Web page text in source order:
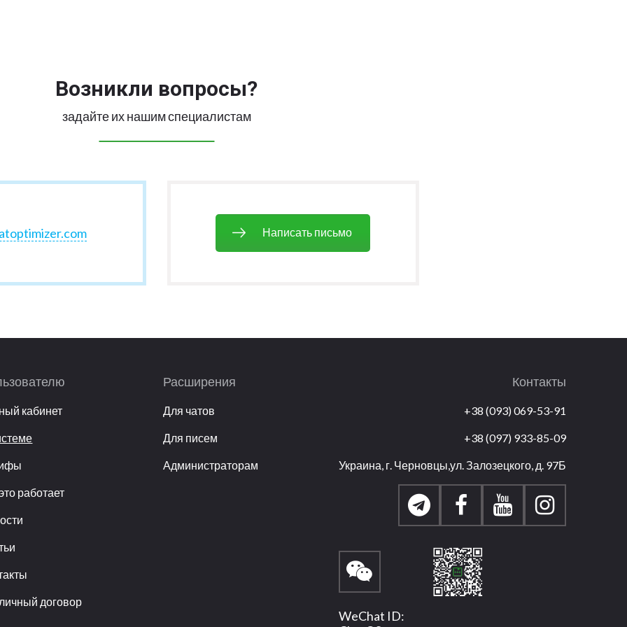
Возникли вопросы?
задайте их нашим специалистам
Написать письмо
кабинет
работает
договор
Расширения
Для чатов
Для писем
Администраторам
Контакты
+38 (093) 069-53-91
+38 (097) 933-85-09
Украина, г. Черновцы,ул. Залозецкого, д. 97Б
WeChat ID: